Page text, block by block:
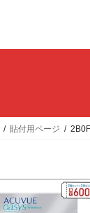
貼付用ページ